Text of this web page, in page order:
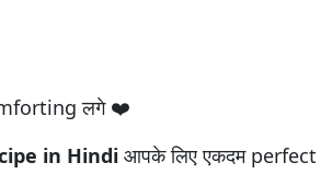
लगे ❤️
in Hindi आपके लिए एकदम perfect